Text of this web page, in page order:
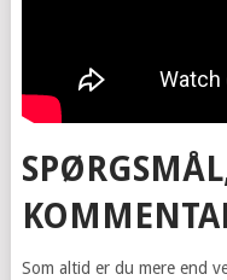
Som altid er du mere end